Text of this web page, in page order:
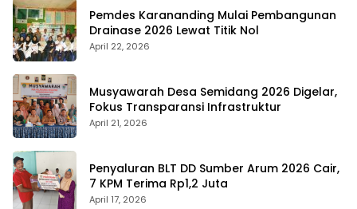
Pemdes Karananding Mulai Pembangunan
Drainase 2026 Lewat Titik Nol
April 22, 2026
Musyawarah Desa Semidang 2026 Digelar,
Fokus Transparansi Infrastruktur
April 21, 2026
Penyaluran BLT DD Sumber Arum 2026 Cair,
7 KPM Terima Rp1,2 Juta
April 17, 2026